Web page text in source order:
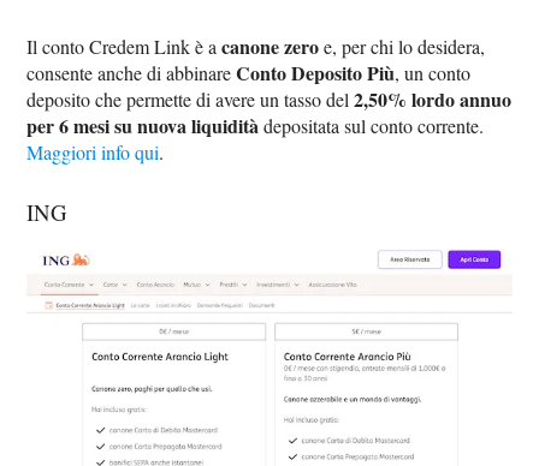
Il conto Credem Link è acanone zeroe, per chi lo desidera,
consente anche di abbinareConto Deposito Più, un conto
deposito che permette di avere un tasso del2,50% lordo annuo
per 6 mesi su nuova liquiditàdepositata sul conto corrente.
Maggiori info qui.
ING